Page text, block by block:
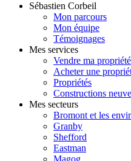
Sébastien Corbeil
Mon parcours
Mon équipe
Témoignages
Mes services
Vendre ma propriété
Acheter une
Propriétés
Constructions
Mes secteurs
Bromont et les
Granby
Shefford
Eastman
Magog